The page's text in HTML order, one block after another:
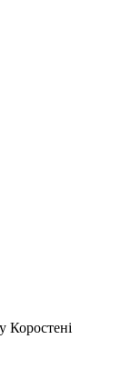
Коростені